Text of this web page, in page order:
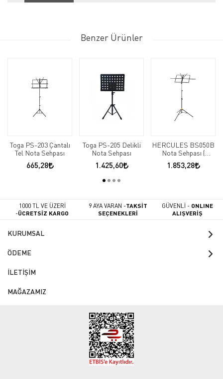
Benzer Ürünler
Toga PS-203 Çantalı
Tel Nota Sehpası
665,28
Toga PS-205 Delikli
Nota Sehpası
1.425,60
HERCULES BS050B
Nota Sehpası (
Çantalı )
1.853,28
1000 TL VE ÜZERİ
-ÜCRETSİZ KARGO
9 AYA VARAN -TAKSİT
SEÇENEKLERİ
GÜVENLİ - ONLINE
ALIŞVERİŞ
KURUMSAL
ÖDEME
İLETİŞİM
MAĞAZAMIZ